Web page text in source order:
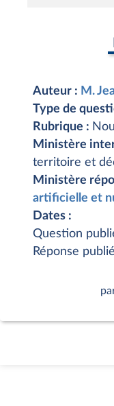
Auteur : M.
Type de
Rubrique :
Ministère
territoire et
Ministère
artificielle et
Dates :
Question
Réponse